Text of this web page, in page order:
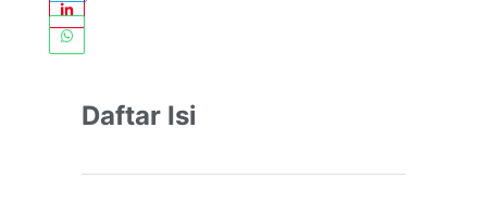
Daftar Isi